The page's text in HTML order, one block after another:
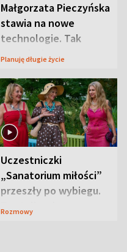
Małgorzata Pieczyńska
stawia na nowe
technologie. Tak
organizuje sprawy
Planuję długie życie
Uczestniczki
„Sanatorium miłości”
przeszły po wybiegu.
Te stylizacje
Rozmowy